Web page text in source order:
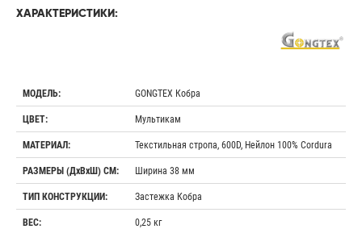
ХАРАКТЕРИСТИКИ:
МОДЕЛЬ: GONGTEX Кобра
ЦВЕТ: Мультикам
МАТЕРИАЛ: Текстильная стропа, 600D, Нейлон 100% Cordura
РАЗМЕРЫ (ДхВхШ) СМ: Ширина 38 мм
ТИП КОНСТРУКЦИИ: Застежка Кобра
ВЕС: 0,25 кг